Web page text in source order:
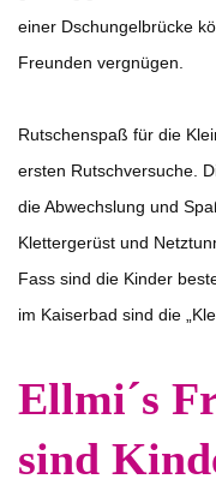
einer Dschungelbrücke
Freunden vergnügen.
Rutschenspaß für die
ersten Rutschversuche.
die Abwechslung und
Klettergerüst und
Fass sind die Kinder
im Kaiserbad sind die
Ellmi´s
sind